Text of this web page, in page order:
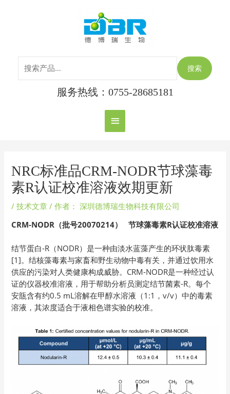
主
菜
单
搜索
服务热线：0755-28685181
NRC标准品CRM-NODR节球藻毒
素R认证校准溶液效期更新
/技术文章 / 作者： 深圳德博瑞生物科技有限公司
CRM-NODR （批号20070214）节球藻毒素R认证校准溶液
结节蛋白-R（NODR）是一种由淡水蓝藻产生的环状肽毒素
[1]。结核藻毒素与家畜和野生动物中毒有关，并通过饮用水
供应的污染对人类健康构成威胁。CRM-NODR是一种经过认
证的仪器校准溶液，用于帮助分析员测定结节菌素-R。每个
安瓿含有约0.5 mL溶解在甲醇水溶液（1:1，v/v）中的毒素
溶液，其浓度适合于液相色谱实验的校准。